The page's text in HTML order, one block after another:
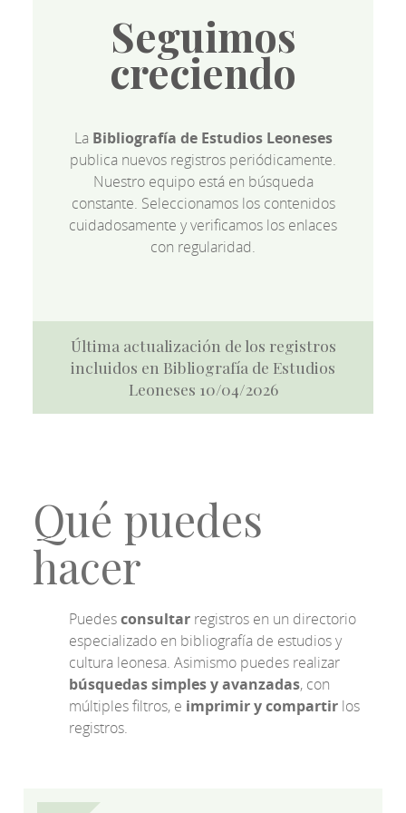
Seguimos
creciendo
La Bibliografía de Estudios Leoneses
publica nuevos registros periódicamente.
Nuestro equipo está en búsqueda
constante. Seleccionamos los contenidos
cuidadosamente y verificamos los enlaces
con regularidad.
Última actualización de los registros
incluidos en Bibliografía de Estudios
Leoneses 10/04/2026
Qué puedes
hacer
Puedesconsultar registros en un directorio
especializado en bibliografía de estudios y
cultura leonesa. Asimismo puedes realizar
búsquedas simples y avanzadas, con
múltiples filtros, e imprimir y compartir los
registros.